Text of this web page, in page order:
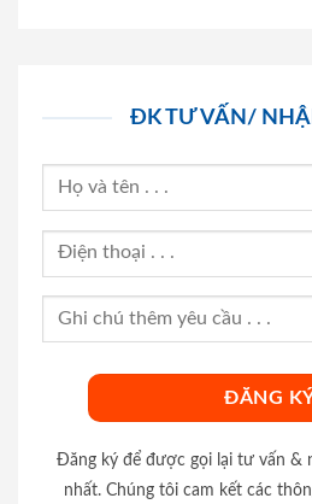
ĐK TƯ VẤN/
Đăng ký để được gọi lại tư vấn &
nhất. Chúng tôi cam kết các